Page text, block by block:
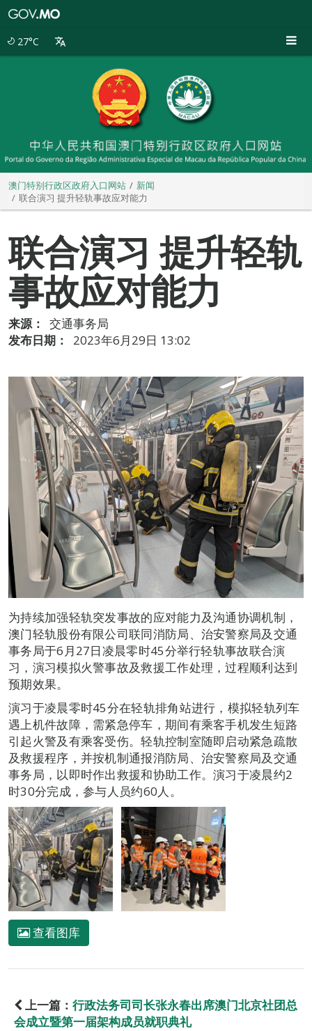
27°C
澳门特别行政区政府入口网站
新闻
联合演习 提升轻轨事故应对能力
联合演习 提升轻轨
事故应对能力
来源：
交通事务局
发布日期：
2023年6月29日 13:02
为持续加强轻轨突发事故的应对能力及沟通协调机制，
澳门轻轨股份有限公司联同消防局、治安警察局及交通
事务局于6月27日凌晨零时45分举行轻轨事故联合演
习，演习模拟火警事故及救援工作处理，过程顺利达到
预期效果。
演习于凌晨零时45分在轻轨排角站进行，模拟轻轨列车
遇上机件故障，需紧急停车，期间有乘客手机发生短路
引起火警及有乘客受伤。轻轨控制室随即启动紧急疏散
及救援程序，并按机制通报消防局、治安警察局及交通
事务局，以即时作出救援和协助工作。演习于凌晨约2
时30分完成，参与人员约60人。
查看图库
上一篇： 行政法务司司长张永春出席澳门北京社团总
会成立暨第一届架构成员就职典礼